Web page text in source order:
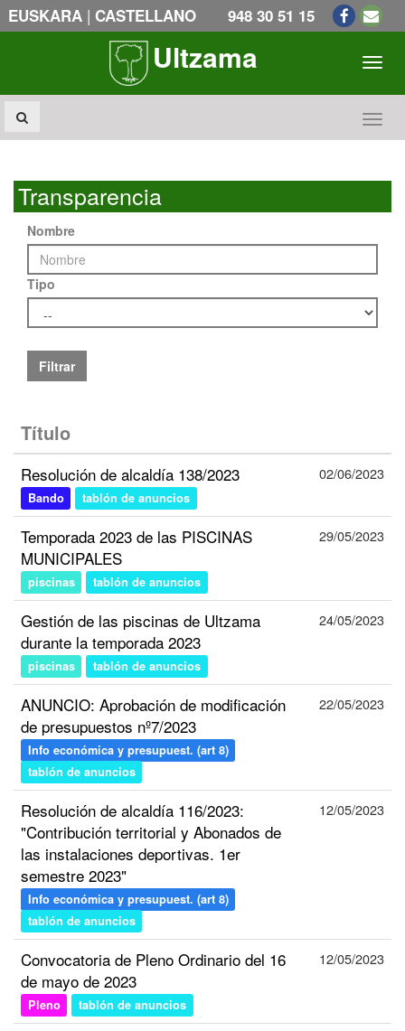
EUSKARA | CASTELLANO 948 30 51 15
Ultzama
Transparencia
Nombre
Tipo
Filtrar
Título
Resolución de alcaldía 138/2023
Bando tablón de anuncios
02/06/2023
Temporada 2023 de las PISCINAS
MUNICIPALES
piscinas tablón de anuncios
29/05/2023
Gestión de las piscinas de Ultzama
durante la temporada 2023
piscinas tablón de anuncios
24/05/2023
ANUNCIO: Aprobación de modificación
de presupuestos nº7/2023
Info económica y presupuest. (art 8)
tablón de anuncios
22/05/2023
Resolución de alcaldía 116/2023:
"Contribución territorial y Abonados de
las instalaciones deportivas. 1er
semestre 2023"
Info económica y presupuest. (art 8)
tablón de anuncios
12/05/2023
Convocatoria de Pleno Ordinario del 16
de mayo de 2023
Pleno tablón de anuncios
12/05/2023